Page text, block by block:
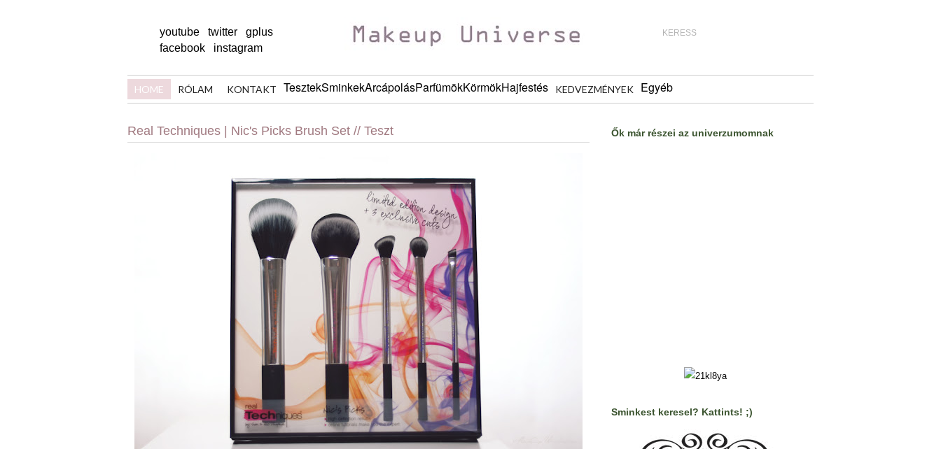
youtube twitter
gplus
facebook
instagram
HOME RÓLAM KONTAKT TesztekSminkekArcápolásParfümökKörmökHajfestés KEDVEZMÉNYEK Egyéb
Real Techniques | Nic's Picks Brush Set // Teszt Ők már részei az univerzumomnak
Sminkest keresel? Kattints! ;)